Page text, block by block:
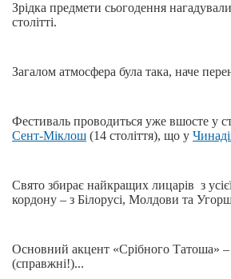
Зрідка предмети сьогодення
столітті.
Загалом атмосфера була така, наче
Фестиваль проводиться уже вшосте у
Сент-Міклош (14 століття), що у
Свято збирає найкращих лицарів з
кордону – з Білорусі, Молдови та
Основний акцент «Срібного Татоша» –
(справжні!)...